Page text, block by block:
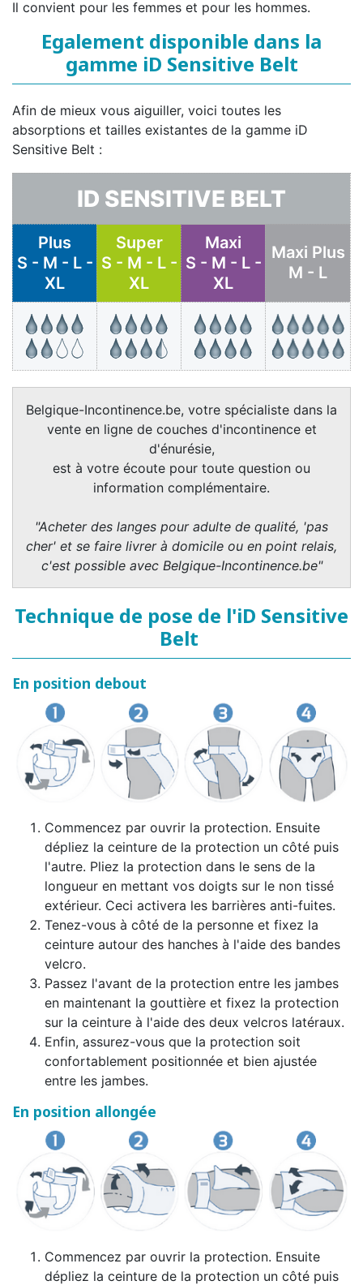
Il convient pour les femmes et pour les hommes.
Egalement disponible dans la
gamme iD Sensitive Belt
Afin de mieux vous aiguiller, voici toutes les
absorptions et tailles existantes de la gamme iD
Sensitive Belt :
ID SENSITIVE BELT
Plus
S - M - L -
XL
Super
S - M - L -
XL
Maxi
S - M - L -
XL
Maxi Plus
M - L
Belgique-Incontinence.be, votre spécialiste dans la
vente en ligne de couches d'incontinence et
d'énurésie,
est à votre écoute pour toute question ou
information complémentaire.
"Acheter des langes pour adulte de qualité, 'pas
cher' et se faire livrer à domicile ou en point relais,
c'est possible avec Belgique-Incontinence.be"
Technique de pose de l'iD Sensitive
Belt
En position debout
Commencez par ouvrir la protection. Ensuite
dépliez la ceinture de la protection un côté puis
l'autre. Pliez la protection dans le sens de la
longueur en mettant vos doigts sur le non tissé
extérieur. Ceci activera les barrières anti-fuites.
Tenez-vous à côté de la personne et fixez la
ceinture autour des hanches à l'aide des bandes
velcro.
Passez l'avant de la protection entre les jambes
en maintenant la gouttière et fixez la protection
sur la ceinture à l'aide des deux velcros latéraux.
Enfin, assurez-vous que la protection soit
confortablement positionnée et bien ajustée
entre les jambes.
En position allongée
Commencez par ouvrir la protection. Ensuite
dépliez la ceinture de la protection un côté puis